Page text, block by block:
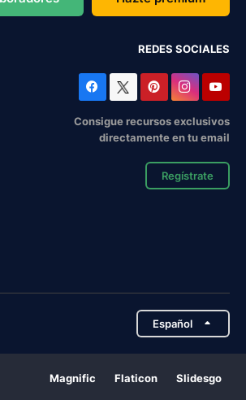
REDES SOCIALES
Consigue recursos exclusivos
directamente en tu email
Regístrate
Español
Magnific Flaticon Slidesgo